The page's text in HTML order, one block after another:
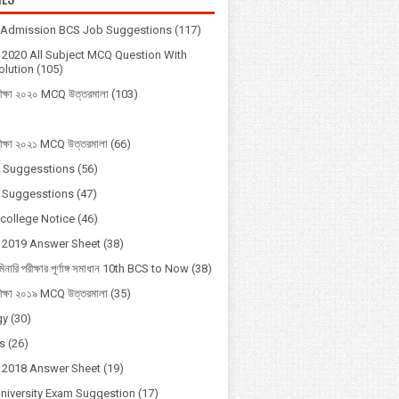
BCS Job Suggestions (117)
2020 All Subject MCQ Question With
(105)
২০২০ MCQ উত্তরমালা(103)
২০২১ MCQ উত্তরমালা (66)
Suggesstions (56)
Suggesstions (47)
Notice (46)
2019 Answer Sheet (38)
পরীক্ষার পূর্ণাঙ্গ সমাধান 10th BCS to Now (38)
২০১৯ MCQ উত্তরমালা (35)
(30)
(26)
2018 Answer Sheet (19)
Exam Suggestion (17)